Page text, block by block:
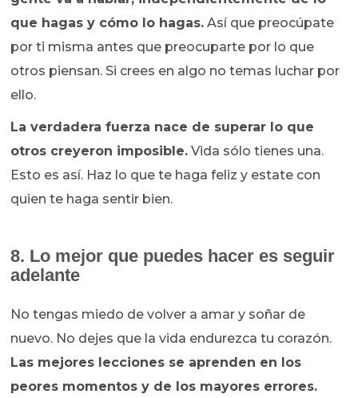
que hagas y cómo lo hagas. Así que preocúpate
por ti misma antes que preocuparte por lo que
otros piensan. Si crees en algo no temas luchar por
ello.
La verdadera fuerza nace de superar lo que
otros creyeron imposible. Vida sólo tienes una.
Esto es así. Haz lo que te haga feliz y estate con
quien te haga sentir bien.
8. Lo mejor que puedes hacer es seguir
adelante
No tengas miedo de volver a amar y soñar de
nuevo. No dejes que la vida endurezca tu corazón.
Las mejores lecciones se aprenden en los
peores momentos y de los mayores errores.